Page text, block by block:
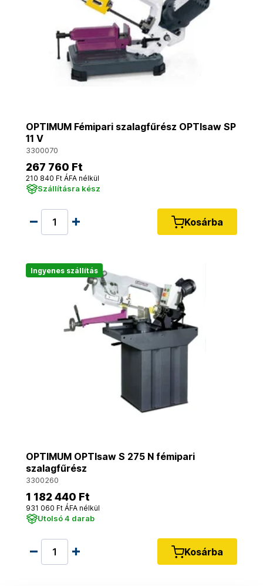
OPTIMUM Fémipari szalagfűrész OPTIsaw SP
11 V
3300070
267 760 Ft
210 840 Ft ÁFA nélkül
Szállításra kész
Kosárba
Ingyenes szállítás
OPTIMUM OPTIsaw S 275 N fémipari
szalagfűrész
3300260
1 182 440 Ft
931 060 Ft ÁFA nélkül
Utolsó 4 darab
Kosárba